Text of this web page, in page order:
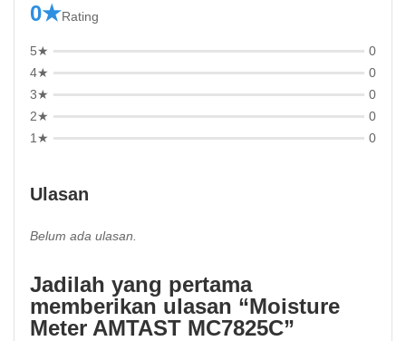
0★Rating
5★
0
4★
0
3★
0
2★
0
1★
0
Ulasan
Belum ada ulasan.
Jadilah yang pertama
memberikan ulasan “Moisture
Meter AMTAST MC7825C”